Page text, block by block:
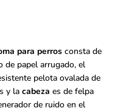
para perros consta de
de papel arrugado, el
pelota ovalada de
y la cabeza es de felpa
de ruido en el